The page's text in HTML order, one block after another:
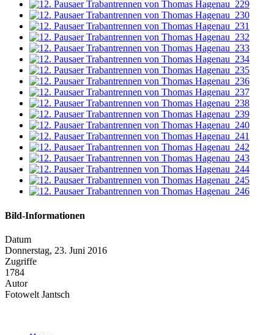
Bild-Informationen
Datum
Donnerstag, 23. Juni 2016
Zugriffe
1784
Autor
Fotowelt Jantsch